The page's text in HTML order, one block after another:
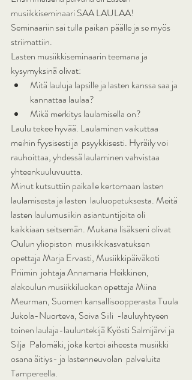
musiikkiseminaari SAA LAULAA!
Seminaariin sai tulla paikan päälle ja se myös
striimattiin.
Lasten musiikkiseminaarin teemana ja
kysymyksinä olivat:
Mitä lauluja lapsille ja lasten kanssa saa ja
kannattaa laulaa?
Mikä merkitys laulamisella on?
Laulu tekee hyvää. Laulaminen vaikuttaa
meihin fyysisesti ja  psyykkisesti. Hyräily voi
rauhoittaa, yhdessä laulaminen vahvistaa
yhteenkuuluvuutta.
Minut kutsuttiin paikalle kertomaan lasten
laulamisesta ja lasten  lauluopetuksesta. Meitä
lasten laulumusiikin asiantuntijoita oli
kaikkiaan seitsemän. Mukana lisäkseni olivat
Oulun yliopiston  musiikkikasvatuksen
opettaja Marja Ervasti, Musiikkipäiväkoti
Priimin  johtaja Annamaria Heikkinen,
alakoulun musiikkiluokan opettaja Miina
Meurman, Suomen kansallisoopperasta Tuula
Jukola-Nuorteva, Soiva Siili  -lauluyhtyeen
toinen laulaja-lauluntekijä Kyösti Salmijärvi ja
Silja  Palomäki, joka kertoi aiheesta musiikki
osana äitiys- ja lastenneuvolan  palveluita
Tampereella.